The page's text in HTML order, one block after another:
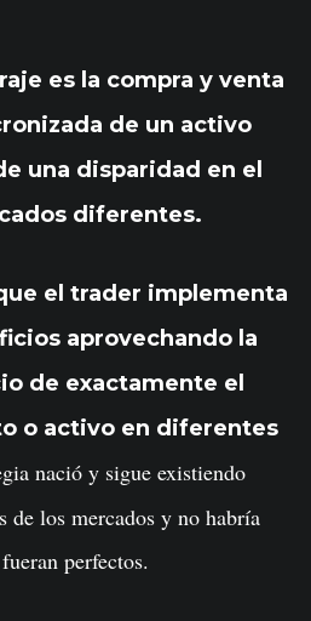
es la compra y venta
de un activo
una disparidad en el
diferentes.
el trader implementa
aprovechando la
de exactamente el
o activo en diferentes
nació y sigue existiendo
de los mercados y no habría
perfectos.